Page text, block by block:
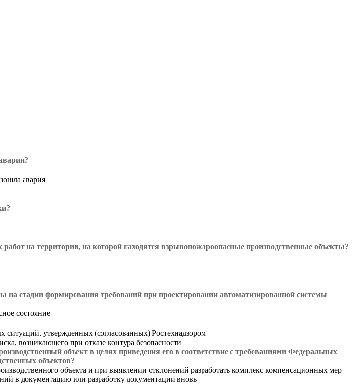
авария
на территории, на которой находятся взрывопожароопасные производственные объекты?
стадии формирования требований при проектировании автоматизированной системы
состояние
утвержденных (согласованных) Ростехнадзором
возникающего при отказе контура безопасности
объект в целях приведения его в соответствие с требованиями Федеральных
объектов?
объекта и при выявлении отклонений разработать комплекс компенсационных мер
в документацию или разработку документации вновь